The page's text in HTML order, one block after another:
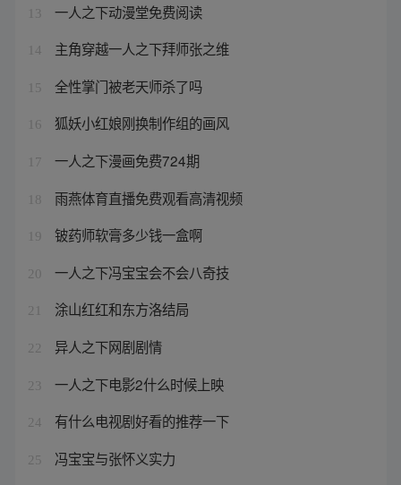
13 一人之下动漫堂免费阅读
14 主角穿越一人之下拜师张之维
15 全性掌门被老天师杀了吗
16 狐妖小红娘刚换制作组的画风
17 一人之下漫画免费724期
18 雨燕体育直播免费观看高清视频
19 铍药师软膏多少钱一盒啊
20 一人之下冯宝宝会不会八奇技
21 涂山红红和东方洛结局
22 异人之下网剧剧情
23 一人之下电影2什么时候上映
24 有什么电视剧好看的推荐一下
25 冯宝宝与张怀义实力